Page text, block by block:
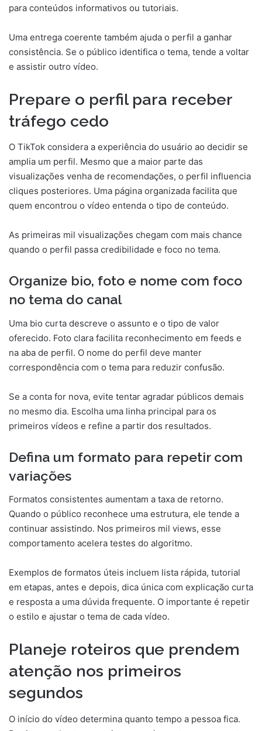
para conteúdos informativos ou tutoriais.
Uma entrega coerente também ajuda o perfil a ganhar
consistência. Se o público identifica o tema, tende a voltar
e assistir outro vídeo.
Prepare o perfil para receber
tráfego cedo
O TikTok considera a experiência do usuário ao decidir se
amplia um perfil. Mesmo que a maior parte das
visualizações venha de recomendações, o perfil influencia
cliques posteriores. Uma página organizada facilita que
quem encontrou o vídeo entenda o tipo de conteúdo.
As primeiras mil visualizações chegam com mais chance
quando o perfil passa credibilidade e foco no tema.
Organize bio, foto e nome com foco
no tema do canal
Uma bio curta descreve o assunto e o tipo de valor
oferecido. Foto clara facilita reconhecimento em feeds e
na aba de perfil. O nome do perfil deve manter
correspondência com o tema para reduzir confusão.
Se a conta for nova, evite tentar agradar públicos demais
no mesmo dia. Escolha uma linha principal para os
primeiros vídeos e refine a partir dos resultados.
Defina um formato para repetir com
variações
Formatos consistentes aumentam a taxa de retorno.
Quando o público reconhece uma estrutura, ele tende a
continuar assistindo. Nos primeiros mil views, esse
comportamento acelera testes do algoritmo.
Exemplos de formatos úteis incluem lista rápida, tutorial
em etapas, antes e depois, dica única com explicação curta
e resposta a uma dúvida frequente. O importante é repetir
o estilo e ajustar o tema de cada vídeo.
Planeje roteiros que prendem
atenção nos primeiros
segundos
O início do vídeo determina quanto tempo a pessoa fica.